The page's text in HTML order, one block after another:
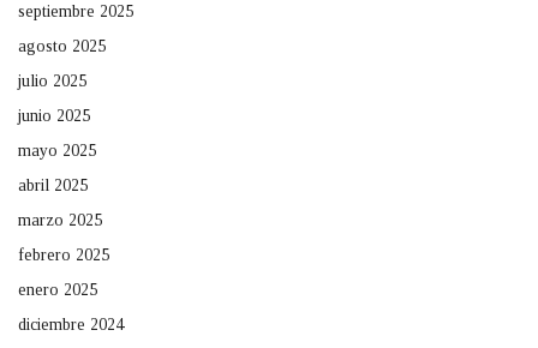
septiembre 2025
agosto 2025
julio 2025
junio 2025
mayo 2025
abril 2025
marzo 2025
febrero 2025
enero 2025
diciembre 2024